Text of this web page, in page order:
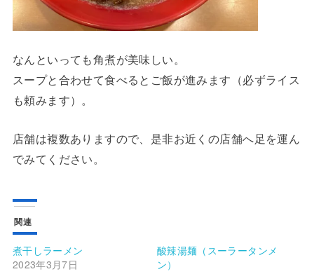
なんといっても角煮が美味しい。
スープと合わせて食べるとご飯が進みます（必ずライス
も頼みます）。
店舗は複数ありますので、是非お近くの店舗へ足を運ん
でみてください。
関連
煮干しラーメン
2023年3月7日
酸辣湯麺（スーラータンメ
ン）